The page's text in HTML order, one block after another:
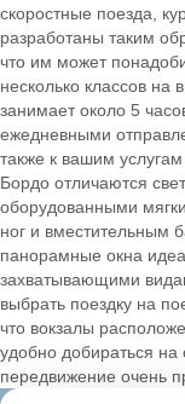
скоростные поезда,
разработаны таким
что им может
несколько классов на
занимает около 5
ежедневными
также к вашим
Бордо отличаются
оборудованными
ног и вместительным
панорамные окна
захватывающими
выбрать поездку на
что вокзалы
удобно добираться
передвижение очень